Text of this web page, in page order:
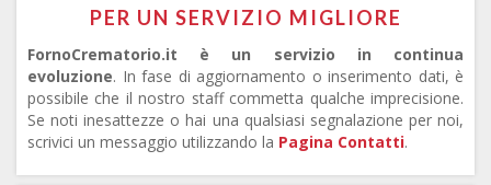
PER UN SERVIZIO MIGLIORE
FornoCrematorio.it è un servizio in continua
evoluzione. In fase di aggiornamento o inserimento dati, è
possibile che il nostro staff commetta qualche imprecisione.
Se noti inesattezze o hai una qualsiasi segnalazione per noi,
scrivici un messaggio utilizzando la Pagina Contatti.